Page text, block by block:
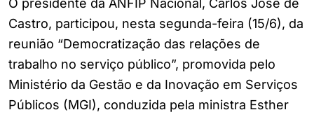
O presidente da ANFIP Nacional, Carlos José de
Castro, participou, nesta segunda-feira (15/6), da
reunião “Democratização das relações de
trabalho no serviço público”, promovida pelo
Ministério da Gestão e da Inovação em Serviços
Públicos (MGI), conduzida pela ministra Esther